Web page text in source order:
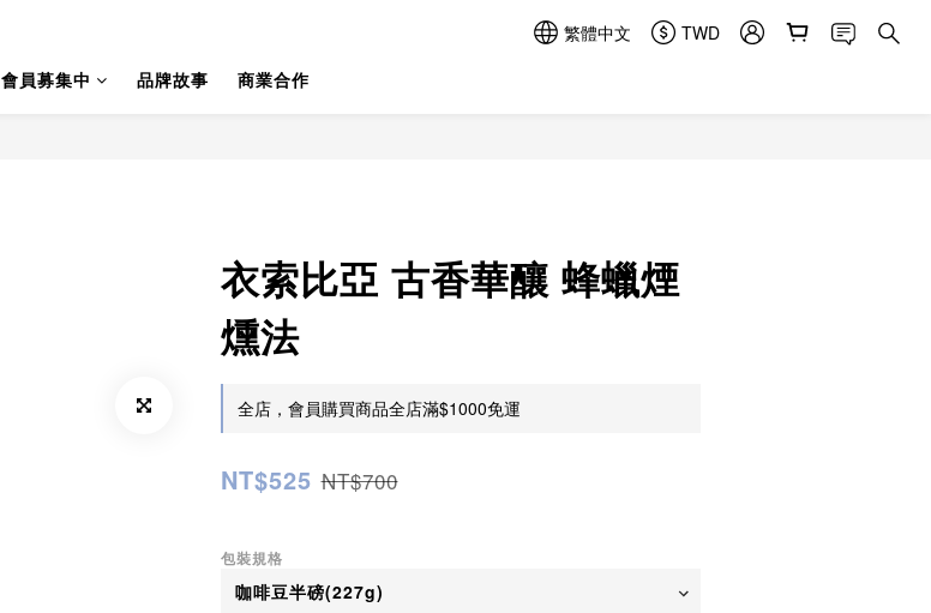
繁體中文
TWD
會員募集中 品牌故事 商業合作
衣索比亞 古香華釀 蜂蠟煙
燻法
全店，會員購買商品全店滿$1000免運
NT$525 NT$700
包裝規格